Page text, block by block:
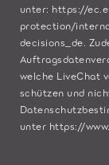
unter: https://
protection/
decisions_de.
welche LiveChat
schützen und
unter https://